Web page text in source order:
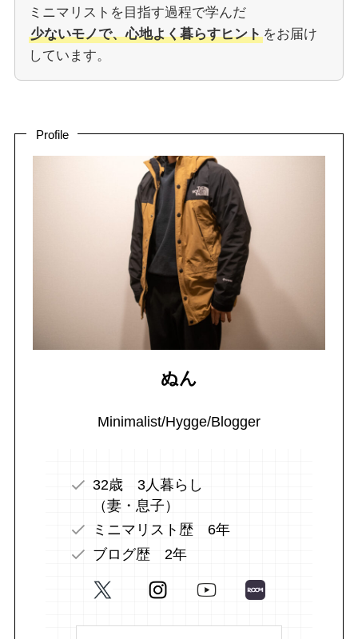
ミニマリストを目指す過程で学んだ
少ないモノで、心地よく暮らすヒントをお届け
しています。
Profile
ぬん
Minimalist/Hygge/Blogger
32歳 3人暮らし
（妻・息子）
ミニマリスト歴 6年
ブログ歴 2年